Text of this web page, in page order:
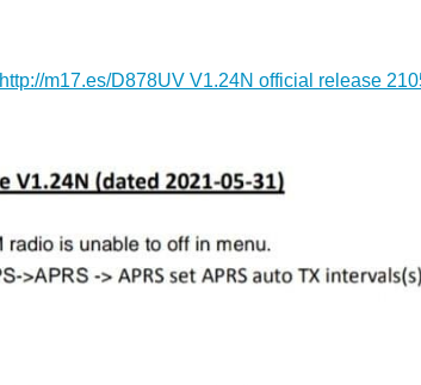
http://m17.es/D878UV V1.24N official release